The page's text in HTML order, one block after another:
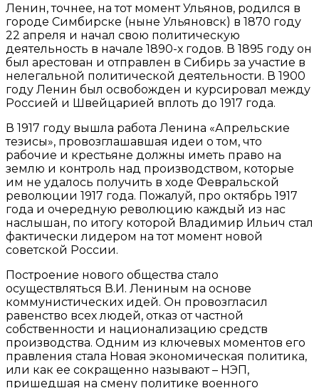
Ленин, точнее, на тот момент Ульянов, родился в
городе Симбирске (ныне Ульяновск) в 1870 году
22 апреля и начал свою политическую
деятельность в начале 1890-х годов. В 1895 году он
был арестован и отправлен в Сибирь за участие в
нелегальной политической деятельности. В 1900
году Ленин был освобожден и курсировал между
Россией и Швейцарией вплоть до 1917 года.
В 1917 году вышла работа Ленина «Апрельские
тезисы», провозглашавшая идеи о том, что
рабочие и крестьяне должны иметь право на
землю и контроль над производством, которые
им не удалось получить в ходе Февральской
революции 1917 года. Пожалуй, про октябрь 1917
года и очередную революцию каждый из нас
наслышан, по итогу которой Владимир Ильич стал
фактически лидером на тот момент новой
советской России.
Построение нового общества стало
осуществляться В.И. Лениным на основе
коммунистических идей. Он провозгласил
равенство всех людей, отказ от частной
собственности и национализацию средств
производства. Одним из ключевых моментов его
правления стала Новая экономическая политика,
или как ее сокращенно называют – НЭП,
пришедшая на смену политике военного